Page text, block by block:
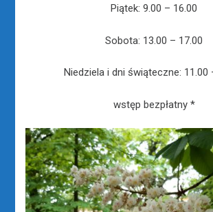
Piątek: 9.00 – 16.00
Sobota: 13.00 – 17.00
Niedziela i dni świąteczne: 11.00
wstęp bezpłatny *